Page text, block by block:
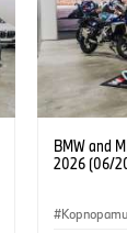
BMW and
2026 (06/